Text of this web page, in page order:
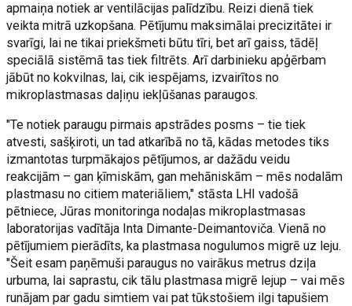
apmaiņa notiek ar ventilācijas palīdzību. Reizi dienā tiek
veikta mitrā uzkopšana. Pētījumu maksimālai precizitātei ir
svarīgi, lai ne tikai priekšmeti būtu tīri, bet arī gaiss, tādēļ
speciālā sistēmā tas tiek filtrēts. Arī darbinieku apģērbam
jābūt no kokvilnas, lai, cik iespējams, izvairītos no
mikroplastmasas daļiņu iekļūšanas paraugos.
"Te notiek paraugu pirmais apstrādes posms – tie tiek
atvesti, sašķiroti, un tad atkarībā no tā, kādas metodes tiks
izmantotas turpmākajos pētījumos, ar dažādu veidu
reakcijām – gan ķīmiskām, gan mehāniskām – mēs nodalām
plastmasu no citiem materiāliem," stāsta LHI vadošā
pētniece, Jūras monitoringa nodaļas mikroplastmasas
laboratorijas vadītāja Inta Dimante-Deimantoviča. Vienā no
pētījumiem pierādīts, ka plastmasa nogulumos migrē uz leju.
"Šeit esam paņēmuši paraugus no vairākus metrus dziļa
urbuma, lai saprastu, cik tālu plastmasa migrē lejup – vai mēs
runājam par gadu simtiem vai pat tūkstošiem ilgi tapušiem